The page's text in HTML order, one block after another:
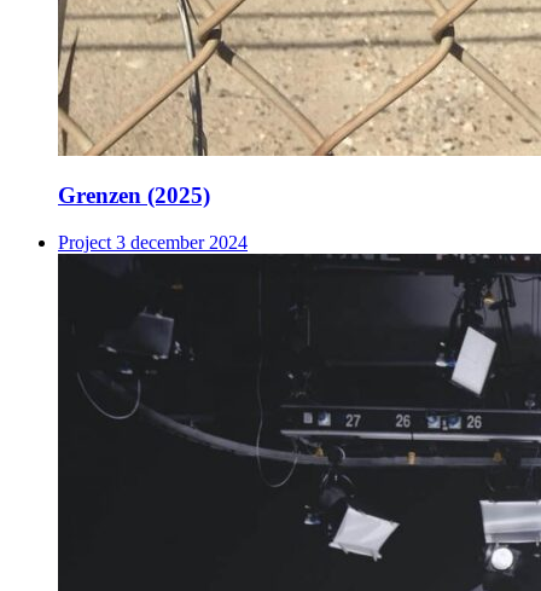
Grenzen (2025)
Project 3 december 2024